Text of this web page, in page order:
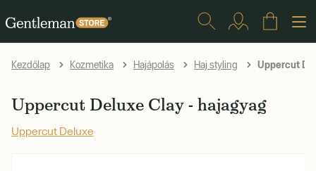
Kezdőlap Kozmetika Hajápolás Haj styling Uppercut
Uppercut Deluxe Clay - hajagyag
Uppercut Deluxe